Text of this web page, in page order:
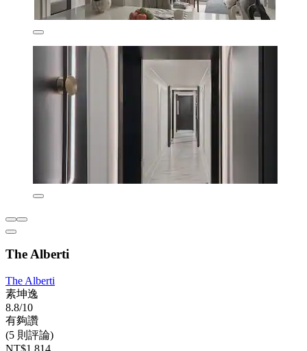
The Alberti
The Alberti
素坤逸
8.8/10
有夠讚
(5 則評論)